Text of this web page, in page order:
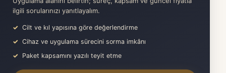
ilgili sorularınızı yanıtlayalım.
Cilt ve kıl yapısına göre değerlendirme
Cihaz ve uygulama sürecini sorma imkânı
Paket kapsamını yazılı teyit etme